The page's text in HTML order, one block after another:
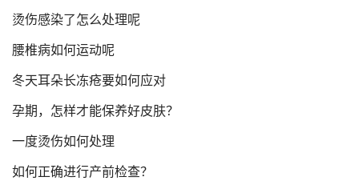
烫伤感染了怎么处理呢
腰椎病如何运动呢
冬天耳朵长冻疮要如何应对
孕期，怎样才能保养好皮肤？
一度烫伤如何处理
如何正确进行产前检查？